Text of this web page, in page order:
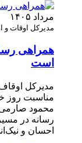
مرداد ۱۴۰۵
مدیرکل اوقات و
همراهی
است
مدیرکل
مناسبت روز
محمود
رسانه در
احسان و